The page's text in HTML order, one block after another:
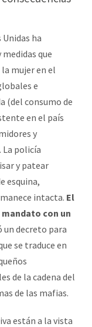
ha
que
mujer en el
e
(del consumo de
en el país
y
La policía
y patear
esquina,
intacta. El
con un
un decreto para
se traduce en
de la cadena del
de las mafias.
están a la vista